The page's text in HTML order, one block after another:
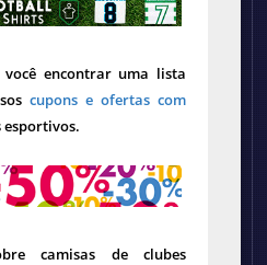
encontrar uma lista
cupons e ofertas com
camisas de clubes